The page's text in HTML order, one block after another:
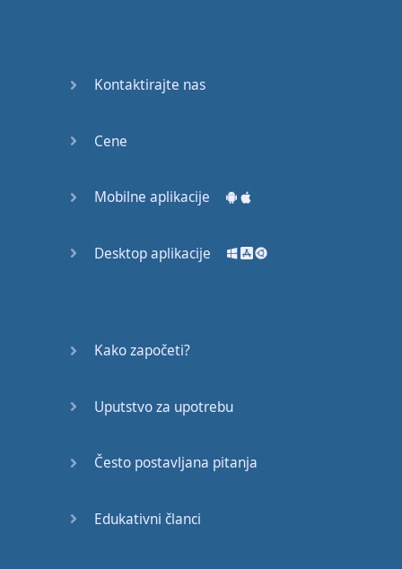
Kontaktirajte nas
Cene
Mobilne aplikacije
Desktop aplikacije
Kako započeti?
Uputstvo za upotrebu
Često postavljana pitanja
Edukativni članci